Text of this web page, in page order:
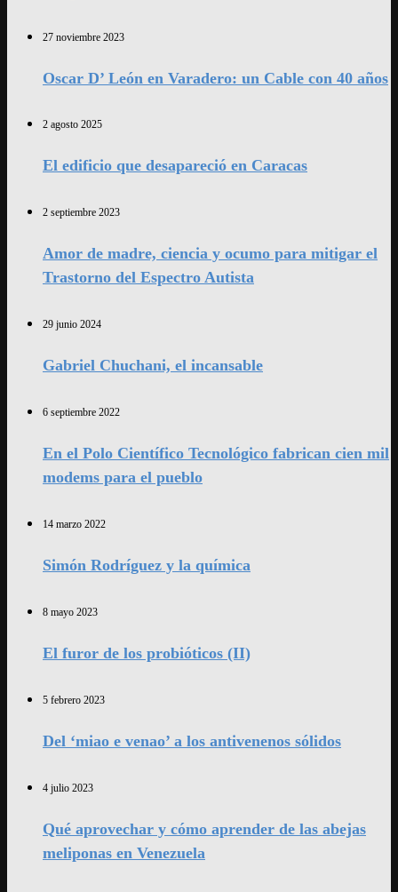
27 noviembre 2023
Oscar D’ León en Varadero: un Cable con 40 años
2 agosto 2025
El edificio que desapareció en Caracas
2 septiembre 2023
Amor de madre, ciencia y ocumo para mitigar el
Trastorno del Espectro Autista
29 junio 2024
Gabriel Chuchani, el incansable
6 septiembre 2022
En el Polo Científico Tecnológico fabrican cien mil
modems para el pueblo
14 marzo 2022
Simón Rodríguez y la química
8 mayo 2023
El furor de los probióticos (II)
5 febrero 2023
Del ‘miao e venao’ a los antivenenos sólidos
4 julio 2023
Qué aprovechar y cómo aprender de las abejas
meliponas en Venezuela